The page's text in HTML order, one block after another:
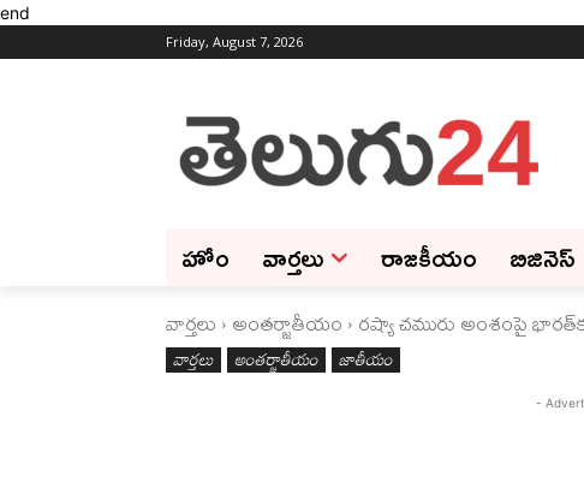
end
Friday, August 7, 2026
హోం వార్తలు రాజకీయం బిజినెస్‌
వార్తలు అంతర్జాతీయం రష్యా చమురు అంశంపై
వార్తలు అంతర్జాతీయం జాతీయం
-